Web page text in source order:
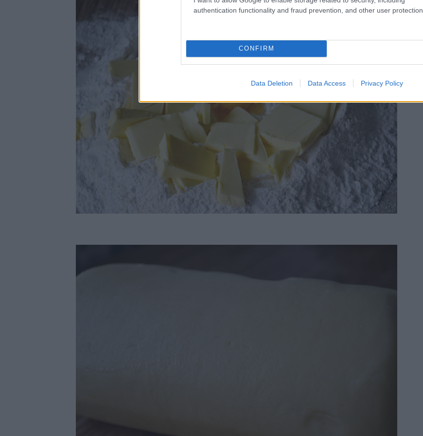
authentication functionality and fraud prevention, and other user protection.
CONFIRM
Data Deletion Data Access Privacy Policy